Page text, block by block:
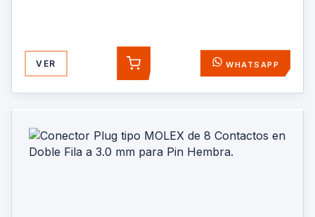
VER AGREGAR WHATSAPP